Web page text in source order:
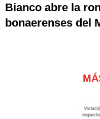
Bianco abre la
bonaerenses del